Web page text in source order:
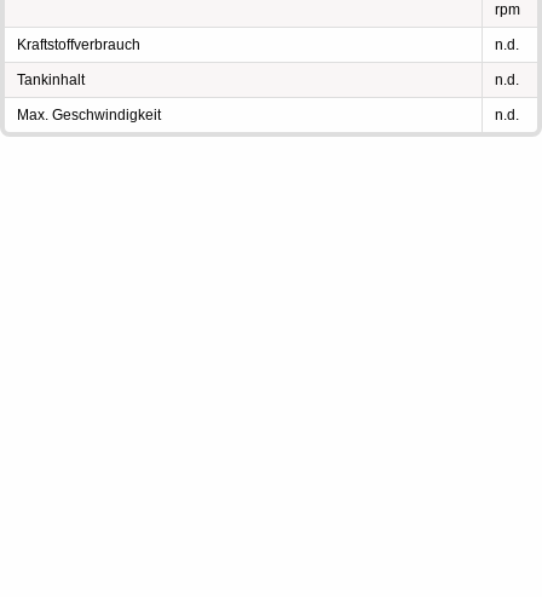
rpm
Kraftstoffverbrauch n.d.
Tankinhalt n.d.
Max. Geschwindigkeit n.d.